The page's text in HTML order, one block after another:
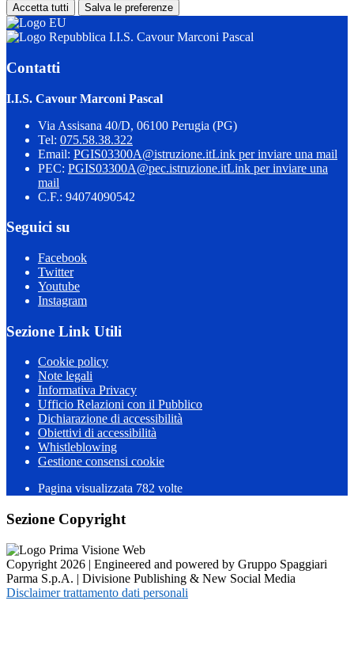
Accetta tutti Salva le preferenze
I.I.S. Cavour Marconi Pascal
Contatti
I.I.S. Cavour Marconi Pascal
Via Assisana 40/D, 06100 Perugia (PG)
Tel: 075.58.38.322
Email: PGIS03300A@istruzione.itLink per inviare una mail
PEC: PGIS03300A@pec.istruzione.itLink per inviare una
mail
C.F.: 94074090542
Seguici su
Facebook
Twitter
Youtube
Instagram
Sezione Link Utili
Cookie policy
Note legali
Informativa Privacy
Ufficio Relazioni con il Pubblico
Dichiarazione di accessibilità
Obiettivi di accessibilità
Whistleblowing
Gestione consensi cookie
Pagina visualizzata 782 volte
Sezione Copyright
Copyright 2026 | Engineered and powered by Gruppo Spaggiari
Parma S.p.A. | Divisione Publishing & New Social Media
Disclaimer trattamento dati personali